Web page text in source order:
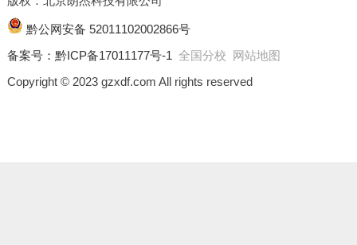
黔公网安备 52011102002866号
备案号： 黔ICP备17011177号-1 全国分校 网站地图
Copyright © 2023 gzxdf.com All rights reserved